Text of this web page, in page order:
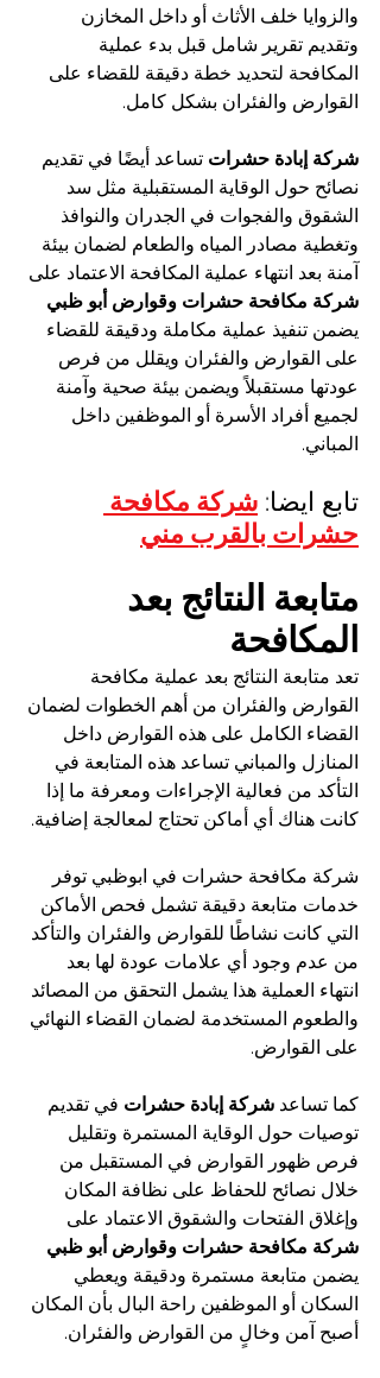
والزوايا خلف الأثاث أو داخل المخازن
وتقديم تقرير شامل قبل بدء عملية
المكافحة لتحديد خطة دقيقة للقضاء على
القوارض والفئران بشكل كامل.
شركة إبادة حشرات تساعد أيضًا في تقديم
نصائح حول الوقاية المستقبلية مثل سد
الشقوق والفجوات في الجدران والنوافذ
وتغطية مصادر المياه والطعام لضمان بيئة
آمنة بعد انتهاء عملية المكافحة الاعتماد على
شركة مكافحة حشرات وقوارض أبو ظبي
يضمن تنفيذ عملية مكاملة ودقيقة للقضاء
على القوارض والفئران ويقلل من فرص
عودتها مستقبلاً ويضمن بيئة صحية وآمنة
لجميع أفراد الأسرة أو الموظفين داخل
المباني.
تابع ايضا: شركة مكافحة
حشرات بالقرب مني
متابعة النتائج بعد
المكافحة
تعد متابعة النتائج بعد عملية مكافحة
القوارض والفئران من أهم الخطوات لضمان
القضاء الكامل على هذه القوارض داخل
المنازل والمباني تساعد هذه المتابعة في
التأكد من فعالية الإجراءات ومعرفة ما إذا
كانت هناك أي أماكن تحتاج لمعالجة إضافية.
شركة مكافحة حشرات في ابوظبي توفر
خدمات متابعة دقيقة تشمل فحص الأماكن
التي كانت نشاطًا للقوارض والفئران والتأكد
من عدم وجود أي علامات عودة لها بعد
انتهاء العملية هذا يشمل التحقق من المصائد
والطعوم المستخدمة لضمان القضاء النهائي
على القوارض.
كما تساعد شركة إبادة حشرات في تقديم
توصيات حول الوقاية المستمرة وتقليل
فرص ظهور القوارض في المستقبل من
خلال نصائح للحفاظ على نظافة المكان
وإغلاق الفتحات والشقوق الاعتماد على
شركة مكافحة حشرات وقوارض أبو ظبي
يضمن متابعة مستمرة ودقيقة ويعطي
السكان أو الموظفين راحة البال بأن المكان
أصبح آمن وخالٍ من القوارض والفئران.